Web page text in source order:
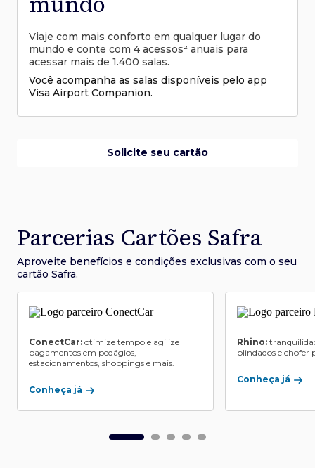
Viaje com mais conforto em qualquer lugar do
mundo e conte com 4 acessos² anuais para
acessar mais de 1.400 salas.
Você acompanha as salas disponíveis pelo app
Visa Airport Companion.
Solicite seu cartão
Parcerias Cartões Safra
Aproveite benefícios e condições exclusivas com o seu
cartão Safra.
ConectCar: otimize tempo e agilize
pagamentos em pedágios,
estacionamentos, shoppings e mais.
Conheça já
Rhino:
blindados e chofer
Conheça já